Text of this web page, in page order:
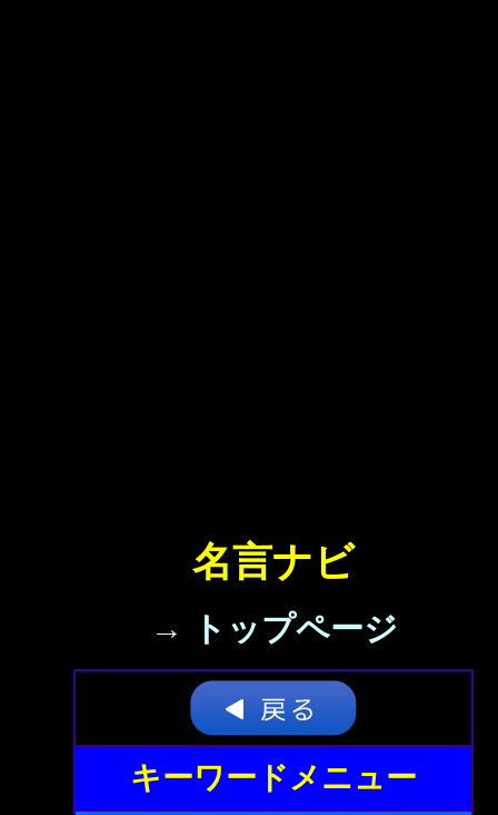
名言ナビ
→ トップページ
キーワードメニュー